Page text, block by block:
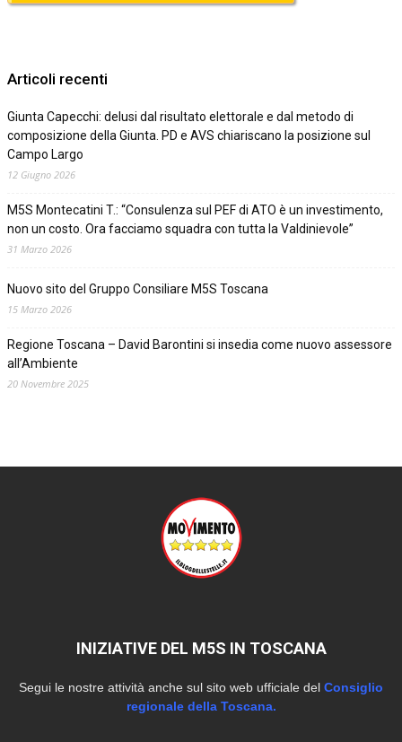
Articoli recenti
Giunta Capecchi: delusi dal risultato elettorale e dal metodo di
composizione della Giunta. PD e AVS chiariscano la posizione sul
Campo Largo
12 Giugno 2026
M5S Montecatini T.: “Consulenza sul PEF di ATO è un investimento,
non un costo. Ora facciamo squadra con tutta la Valdinievole”
31 Marzo 2026
Nuovo sito del Gruppo Consiliare M5S Toscana
15 Marzo 2026
Regione Toscana – David Barontini si insedia come nuovo assessore
all’Ambiente
20 Novembre 2025
INIZIATIVE DEL M5S IN TOSCANA
Segui le nostre attività anche sul sito web ufficiale del Consiglio
regionale della Toscana.